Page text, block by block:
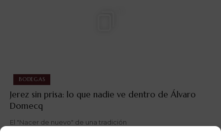
BODEGAS
Jerez sin prisa: lo que nadie ve dentro de Álvaro
Domecq
El "Nacer de nuevo" de una tradición